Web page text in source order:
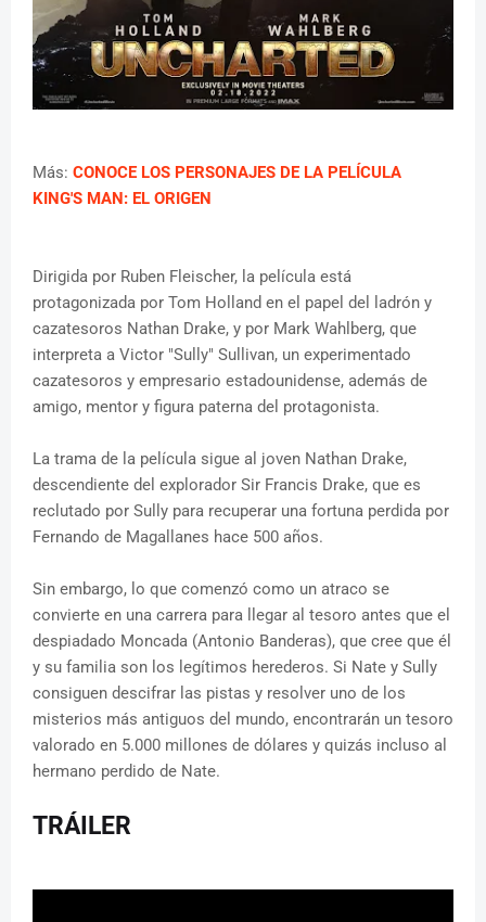
Más: CONOCE LOS PERSONAJES DE LA PELÍCULA
KING'S MAN: EL ORIGEN
Dirigida por Ruben Fleischer, la película está
protagonizada por Tom Holland en el papel del ladrón y
cazatesoros Nathan Drake, y por Mark Wahlberg, que
interpreta a Victor "Sully" Sullivan, un experimentado
cazatesoros y empresario estadounidense, además de
amigo, mentor y figura paterna del protagonista.
La trama de la película sigue al joven Nathan Drake,
descendiente del explorador Sir Francis Drake, que es
reclutado por Sully para recuperar una fortuna perdida por
Fernando de Magallanes hace 500 años.
Sin embargo, lo que comenzó como un atraco se
convierte en una carrera para llegar al tesoro antes que el
despiadado Moncada (Antonio Banderas), que cree que él
y su familia son los legítimos herederos. Si Nate y Sully
consiguen descifrar las pistas y resolver uno de los
misterios más antiguos del mundo, encontrarán un tesoro
valorado en 5.000 millones de dólares y quizás incluso al
hermano perdido de Nate.
TRÁILER